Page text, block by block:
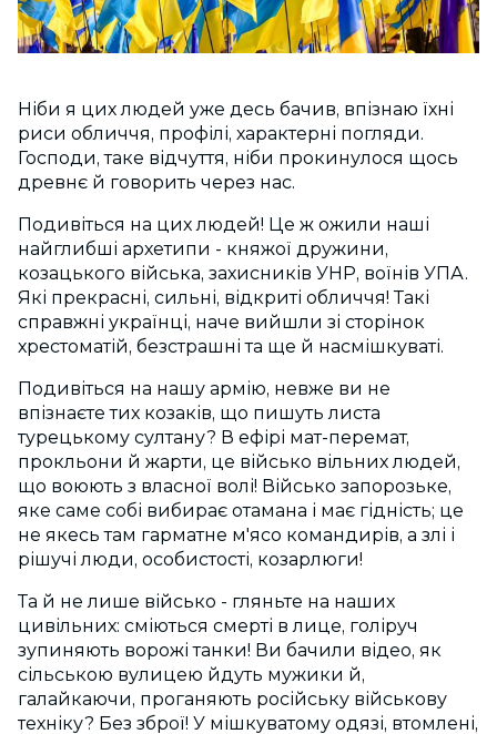
Ніби я цих людей уже десь бачив, впізнаю їхні
риси обличчя, профілі, характерні погляди.
Господи, таке відчуття, ніби прокинулося щось
древнє й говорить через нас.
Подивіться на цих людей! Це ж ожили наші
найглибші архетипи - княжої дружини,
козацького війська, захисників УНР, воїнів УПА.
Які прекрасні, сильні, відкриті обличчя! Такі
справжні українці, наче вийшли зі сторінок
хрестоматій, безстрашні та ще й насмішкуваті.
Подивіться на нашу армію, невже ви не
впізнаєте тих козаків, що пишуть листа
турецькому султану? В ефірі мат-перемат,
прокльони й жарти, це військо вільних людей,
що воюють з власної волі! Військо запорозьке,
яке саме собі вибирає отамана і має гідність; це
не якесь там гарматне м'ясо командирів, а злі і
рішучі люди, особистості, козарлюги!
Та й не лише військо - гляньте на наших
цивільних: сміються смерті в лице, голіруч
зупиняють ворожі танки! Ви бачили відео, як
сільською вулицею йдуть мужики й,
галайкаючи, проганяють російську військову
техніку? Без зброї! У мішкуватому одязі, втомлені,